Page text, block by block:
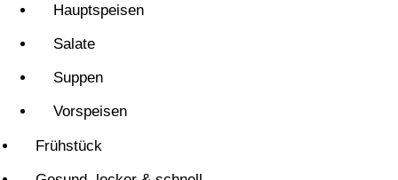
Hauptspeisen
Salate
Suppen
Vorspeisen
Frühstück